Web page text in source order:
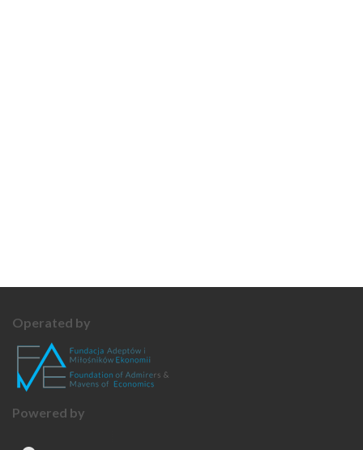
Operated by
Powered by